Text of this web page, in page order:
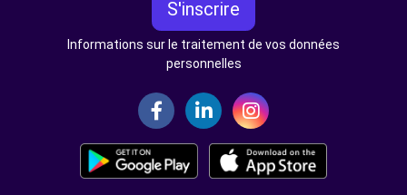
S'inscrire
Informations sur le traitement de vos données
personnelles